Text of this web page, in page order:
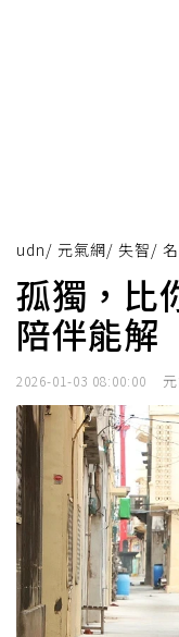
udn/ 元氣網/ 失智/
孤獨，比
陪伴能解
2026-01-03 08:00:00